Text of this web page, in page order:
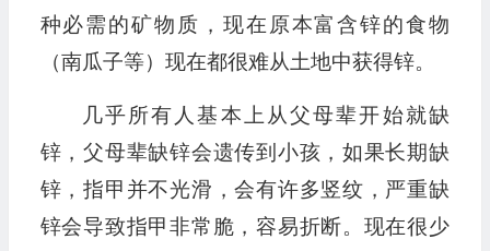
种必需的矿物质，现在原本富含锌的食物
（南瓜子等）现在都很难从土地中获得锌。
几乎所有人基本上从父母辈开始就缺
锌，父母辈缺锌会遗传到小孩，如果长期缺
锌，指甲并不光滑，会有许多竖纹，严重缺
锌会导致指甲非常脆，容易折断。现在很少